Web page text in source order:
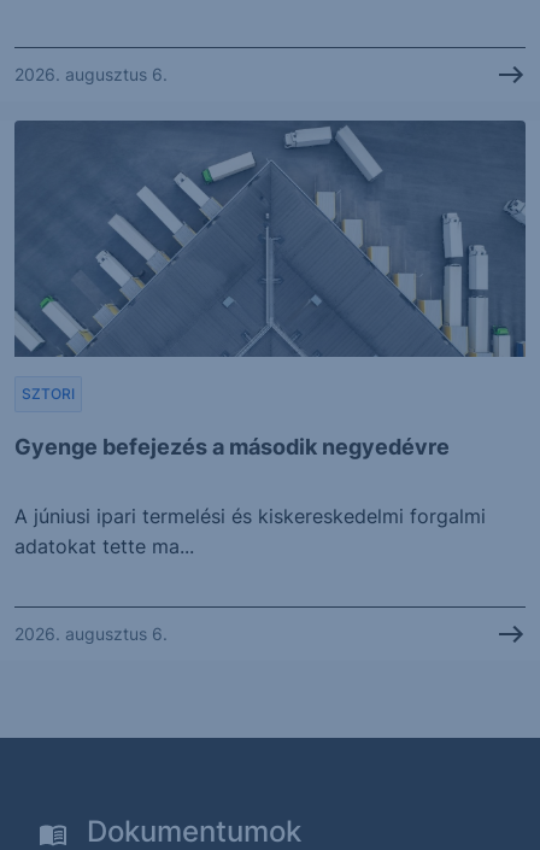
2026. augusztus 6.
Gyenge befejezés a második negyedévre
SZTORI
A júniusi ipari termelési és kiskereskedelmi forgalmi
adatokat tette ma...
2026. augusztus 6.
Dokumentumok